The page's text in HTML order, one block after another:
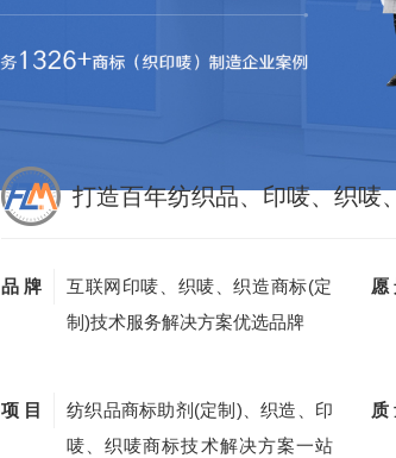
打造百年纺织品、印唛、织唛
品 牌
互联网印唛、织唛、织造商标(定
制)技术服务解决方案优选品牌
愿
项 目
纺织品商标助剂(定制)、织造、印
唛、织唛商标技术解决方案一站
质